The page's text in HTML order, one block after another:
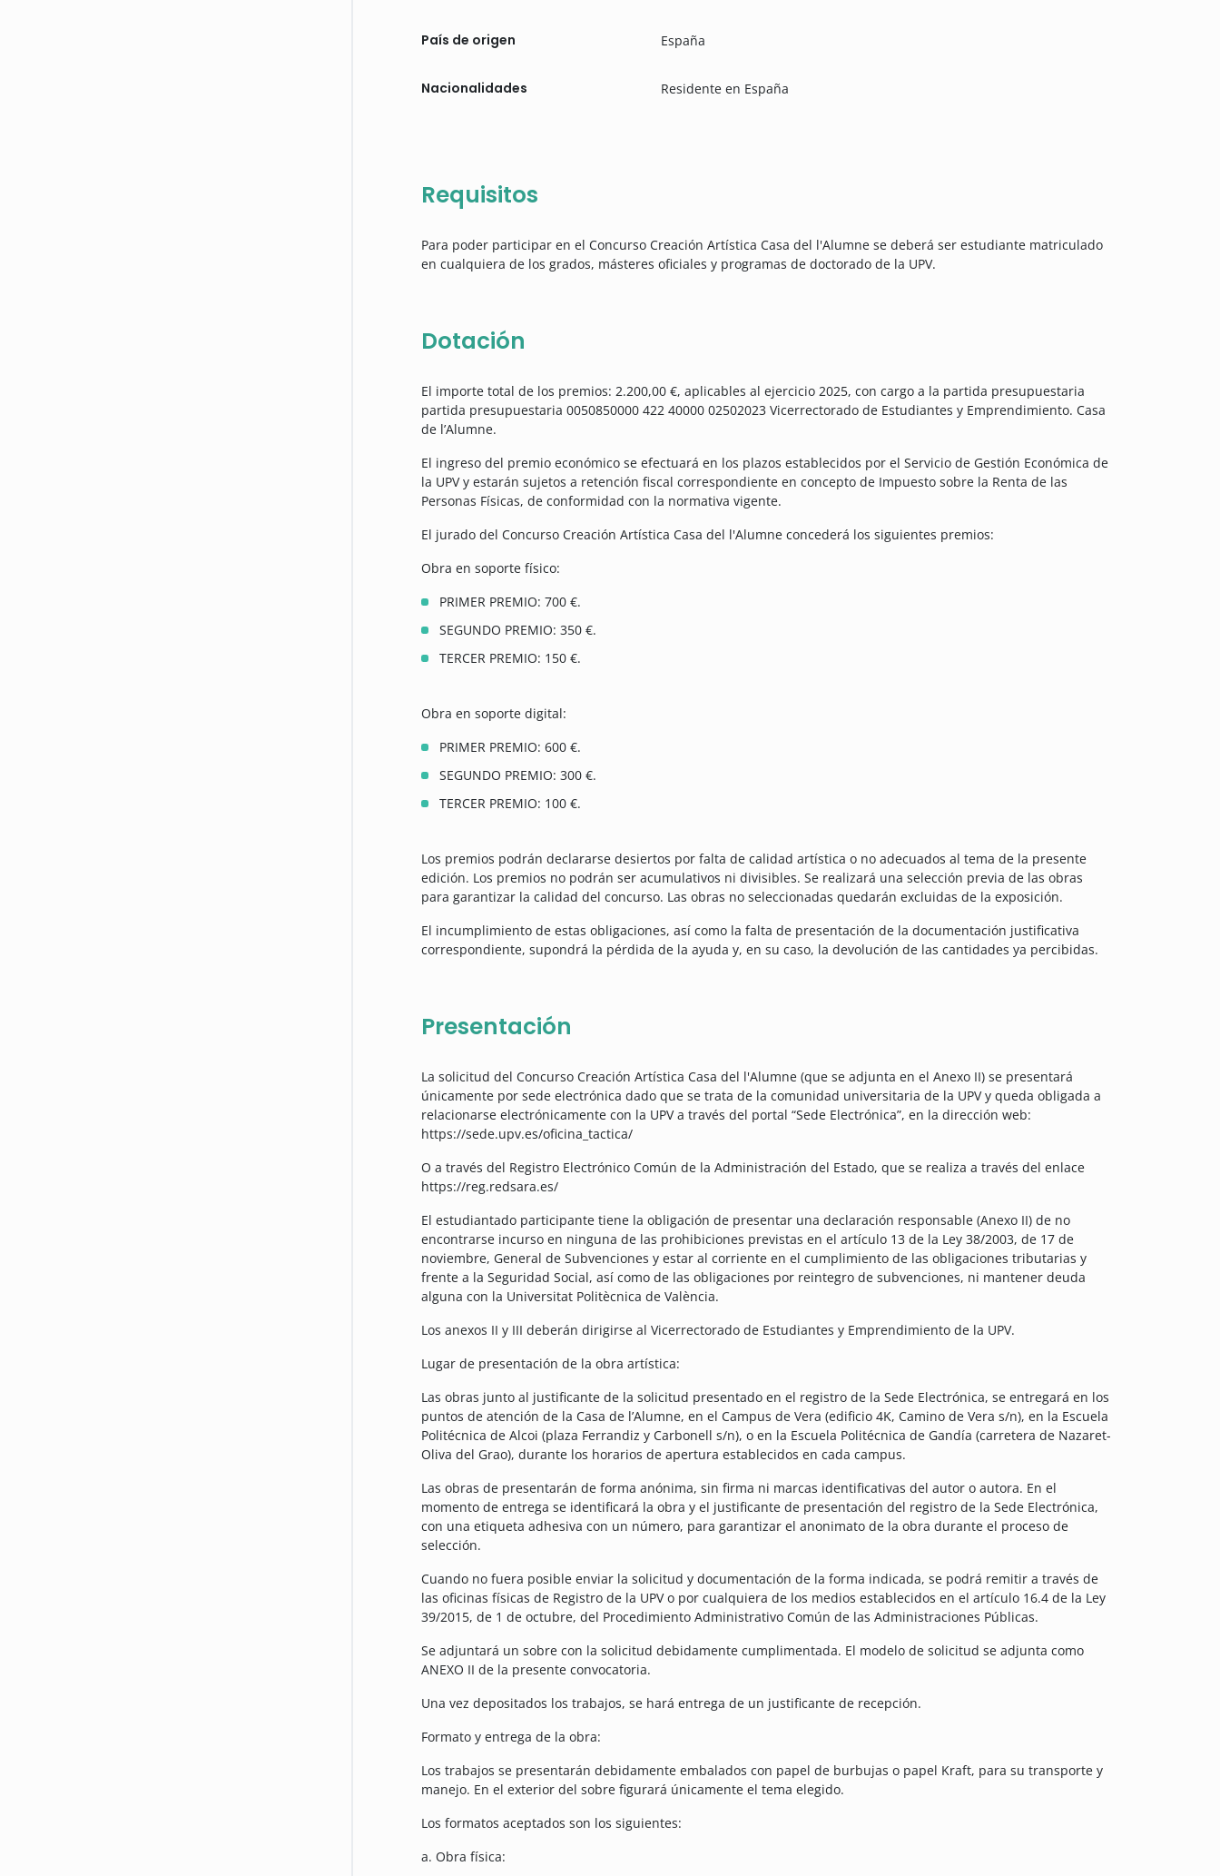
País de origen España
Nacionalidades Residente en España
Requisitos
Para poder participar en el Concurso Creación Artística Casa del l'Alumne se deberá ser estudiante matriculado
en cualquiera de los grados, másteres oficiales y programas de doctorado de la UPV.
Dotación
El importe total de los premios: 2.200,00 €, aplicables al ejercicio 2025, con cargo a la partida presupuestaria
partida presupuestaria 0050850000 422 40000 02502023 Vicerrectorado de Estudiantes y Emprendimiento. Casa
de l’Alumne.
El ingreso del premio económico se efectuará en los plazos establecidos por el Servicio de Gestión Económica de
la UPV y estarán sujetos a retención fiscal correspondiente en concepto de Impuesto sobre la Renta de las
Personas Físicas, de conformidad con la normativa vigente.
El jurado del Concurso Creación Artística Casa del l'Alumne concederá los siguientes premios:
Obra en soporte físico:
PRIMER PREMIO: 700 €.
SEGUNDO PREMIO: 350 €.
TERCER PREMIO: 150 €.
Obra en soporte digital:
PRIMER PREMIO: 600 €.
SEGUNDO PREMIO: 300 €.
TERCER PREMIO: 100 €.
Los premios podrán declararse desiertos por falta de calidad artística o no adecuados al tema de la presente
edición. Los premios no podrán ser acumulativos ni divisibles. Se realizará una selección previa de las obras
para garantizar la calidad del concurso. Las obras no seleccionadas quedarán excluidas de la exposición.
El incumplimiento de estas obligaciones, así como la falta de presentación de la documentación justificativa
correspondiente, supondrá la pérdida de la ayuda y, en su caso, la devolución de las cantidades ya percibidas.
Presentación
La solicitud del Concurso Creación Artística Casa del l'Alumne (que se adjunta en el Anexo II) se presentará
únicamente por sede electrónica dado que se trata de la comunidad universitaria de la UPV y queda obligada a
relacionarse electrónicamente con la UPV a través del portal “Sede Electrónica”, en la dirección web:
https://sede.upv.es/oficina_tactica/
O a través del Registro Electrónico Común de la Administración del Estado, que se realiza a través del enlace
https://reg.redsara.es/
El estudiantado participante tiene la obligación de presentar una declaración responsable (Anexo II) de no
encontrarse incurso en ninguna de las prohibiciones previstas en el artículo 13 de la Ley 38/2003, de 17 de
noviembre, General de Subvenciones y estar al corriente en el cumplimiento de las obligaciones tributarias y
frente a la Seguridad Social, así como de las obligaciones por reintegro de subvenciones, ni mantener deuda
alguna con la Universitat Politècnica de València.
Los anexos II y III deberán dirigirse al Vicerrectorado de Estudiantes y Emprendimiento de la UPV.
Lugar de presentación de la obra artística:
Las obras junto al justificante de la solicitud presentado en el registro de la Sede Electrónica, se entregará en los
puntos de atención de la Casa de l’Alumne, en el Campus de Vera (edificio 4K, Camino de Vera s/n), en la Escuela
Politécnica de Alcoi (plaza Ferrandiz y Carbonell s/n), o en la Escuela Politécnica de Gandía (carretera de Nazaret-
Oliva del Grao), durante los horarios de apertura establecidos en cada campus.
Las obras de presentarán de forma anónima, sin firma ni marcas identificativas del autor o autora. En el
momento de entrega se identificará la obra y el justificante de presentación del registro de la Sede Electrónica,
con una etiqueta adhesiva con un número, para garantizar el anonimato de la obra durante el proceso de
selección.
Cuando no fuera posible enviar la solicitud y documentación de la forma indicada, se podrá remitir a través de
las oficinas físicas de Registro de la UPV o por cualquiera de los medios establecidos en el artículo 16.4 de la Ley
39/2015, de 1 de octubre, del Procedimiento Administrativo Común de las Administraciones Públicas.
Se adjuntará un sobre con la solicitud debidamente cumplimentada. El modelo de solicitud se adjunta como
ANEXO II de la presente convocatoria.
Una vez depositados los trabajos, se hará entrega de un justificante de recepción.
Formato y entrega de la obra:
Los trabajos se presentarán debidamente embalados con papel de burbujas o papel Kraft, para su transporte y
manejo. En el exterior del sobre figurará únicamente el tema elegido.
Los formatos aceptados son los siguientes:
a. Obra física: